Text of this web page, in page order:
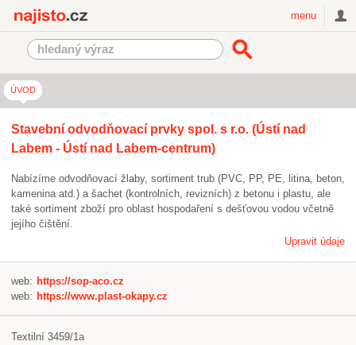
menu
ÚVOD
Stavební odvodňovací prvky spol. s r.o. (Ústí nad
Labem - Ústí nad Labem-centrum)
Nabízíme odvodňovací žlaby, sortiment trub (PVC, PP, PE, litina, beton,
kamenina atd.) a šachet (kontrolních, revizních) z betonu i plastu, ale
také sortiment zboží pro oblast hospodaření s dešťovou vodou včetně
jejího čištění.
Upravit údaje
web: https://sop-aco.cz
web: https://www.plast-okapy.cz
Textilní 3459/1a